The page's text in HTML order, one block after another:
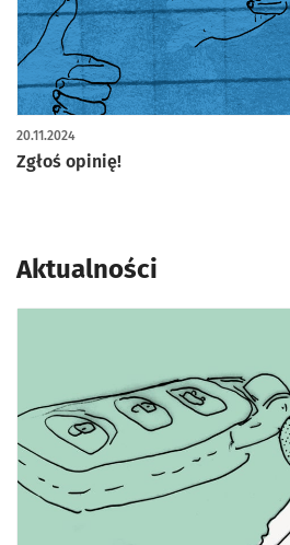
Zgłoś opinię!
20.11.2024
Aktualności